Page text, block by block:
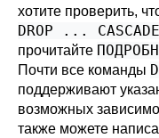
хотите проверить,
DROP ... CASCADE
прочитайте
Почти все команды
поддерживают
возможных
также можете